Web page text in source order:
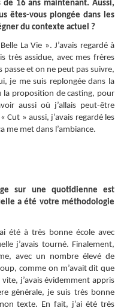
de 16 ans maintenant. Aussi,
êtes-vous plongée dans les
du contexte actuel ?
La Vie ». J’avais regardé à
très assidue, avec mes frères
et on ne peut pas suivre,
je me suis replongée dans la
la proposition de casting, pour
aussi où j’allais peut-être
Cut » aussi, j’avais regardé les
me met dans l’ambiance.
sur une quotidienne est
a été votre méthodologie
été à très bonne école avec
j’avais tourné. Finalement,
avec un nombre élevé de
comme on m’avait dit que
j’avais évidemment appris
générale, je suis très bonne
texte. En fait, j’ai été très